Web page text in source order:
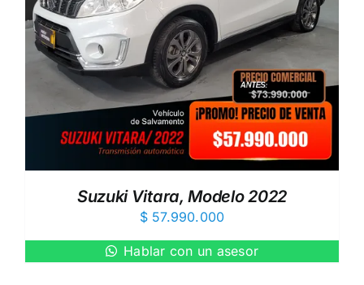
Suzuki Vitara, Modelo 2022
$57.990.000
Hablar con un asesor